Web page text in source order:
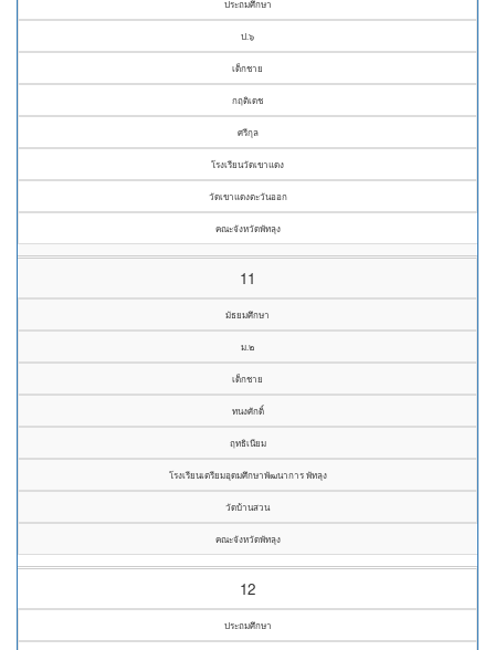
ประถมศึกษา
ป.๖
เด็กชาย
กฤติเดช
ศรีกุล
โรงเรียนวัดเขาแดง
วัดเขาแดงตะวันออก
คณะจังหวัดพัทลุง
11
มัธยมศึกษา
ม.๒
เด็กชาย
ทนงศักดิ์
ฤทธิเนียม
โรงเรียนเตรียมอุดมศึกษาพัฒนาการ พัทลุง
วัดบ้านสวน
คณะจังหวัดพัทลุง
12
ประถมศึกษา